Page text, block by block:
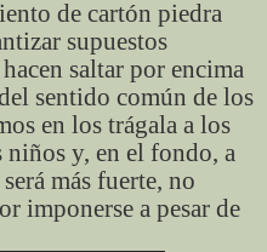
de cartón piedra
supuestos
saltar por encima
sentido común de los
en los trágala a los
niños y, en el fondo, a
más fuerte, no
imponerse a pesar de